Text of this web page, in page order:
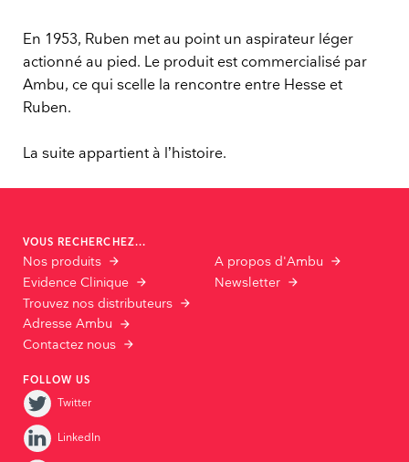
En 1953, Ruben met au point un aspirateur léger
actionné au pied. Le produit est commercialisé par
Ambu, ce qui scelle la rencontre entre Hesse et
Ruben.
La suite appartient à l’histoire.
VOUS RECHERCHEZ...
Nos produits
Evidence Clinique
Trouvez nos distributeurs
Adresse Ambu
Contactez nous
A propos d'Ambu
Newsletter
FOLLOW US
Twitter
LinkedIn